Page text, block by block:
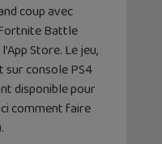
coup avec
Battle
Store. Le jeu,
sur console PS4
disponible pour
comment faire